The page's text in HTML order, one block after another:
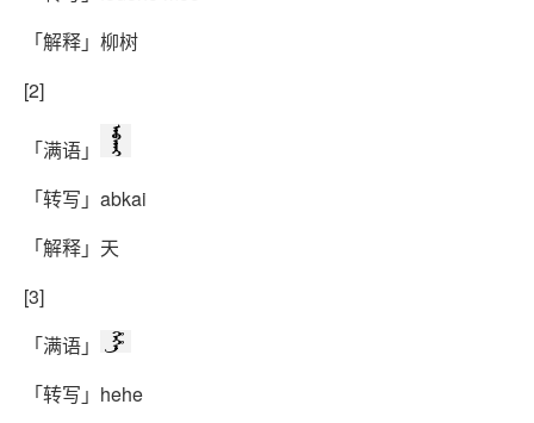
「解释」柳树
[2]
「满语」 ᠠᠪᡴᠠᡳ
「转写」abkai
「解释」天
[3]
「满语」
ᡥᡝᡥᡝ
「转写」hehe